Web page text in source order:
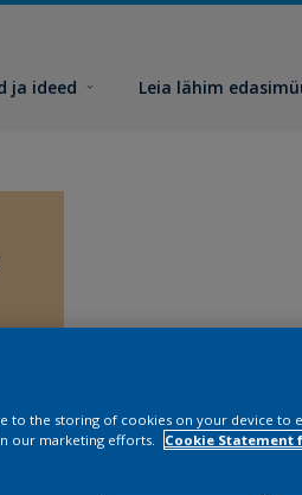
ja ideed Leia lähim
to the storing of cookies on your device to
our marketing efforts.
Cookie Statement